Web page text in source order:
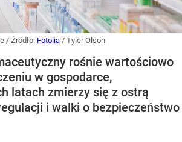
/ Źródło: Fotolia / Tyler Olson
rośnie wartościowo
w gospodarce,
latach zmierzy się z ostrą
i walki o bezpieczeństwo